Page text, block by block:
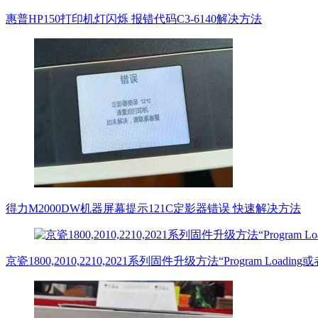
惠普HP150打印机灯闪烁 报错代码C3-6140解决方法
得力M2000DW机器屏幕提示121C定影器错误 快速解决方法
京瓷1800,2010,2210,2021系列固件升级方法“Program Loading